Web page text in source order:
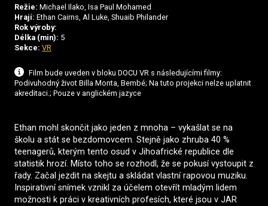
Režie: Michael Ilako, Isa Paul Mohamed
Hrají: Ethan Cairns, Al Luke, Shuaib Philander
Rok výroby:
Délka (min): 5
Sekce: VR
Film bude uveden v bloku DOCU VR s následujícími filmy:
Podivuhodný život Billa Monta, Bembé; Na tuto projekci nelze uplatnit
akreditaci.; Pouze v anglickém jazyce
Ethan mohl skončit jako jeden z mnoha – vykašlat se na
školu a stát se bezdomovcem. Stejně jako zhruba 40 %
teenagerů, kterým tento osud v Jihoafrické republice dle
statistik hrozí. Místo toho se rozhodl, že se pokusí vystoupit z
řady. Začal jezdit na skejtu a skládat vlastní rapovou muziku.
Inspirativní snímek vznikl za účelem otevřít mladým lidem
možnosti k práci v kreativních profesích, které jsou v JAR